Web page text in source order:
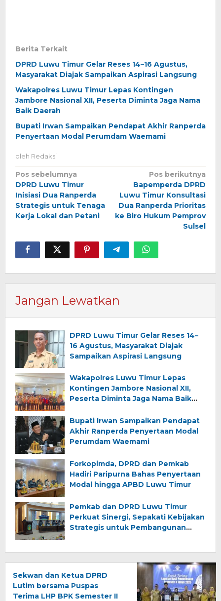
Berita Terkait
DPRD Luwu Timur Gelar Reses 14–16 Agustus,
Masyarakat Diajak Sampaikan Aspirasi Langsung
Wakapolres Luwu Timur Lepas Kontingen
Jambore Nasional XII, Peserta Diminta Jaga Nama
Baik Daerah
Bupati Irwan Sampaikan Pendapat Akhir Ranperda
Penyertaan Modal Perumdam Waemami
oleh Redaksi
Navigasi
pos
Pos sebelumnya
DPRD Luwu Timur
Inisiasi Dua Ranperda
Strategis untuk Tenaga
Kerja Lokal dan Petani
Pos berikutnya
Bapemperda DPRD
Luwu Timur Konsultasi
Dua Ranperda Prioritas
ke Biro Hukum Pemprov
Sulsel
Jangan Lewatkan
DPRD Luwu Timur Gelar Reses 14–
16 Agustus, Masyarakat Diajak
Sampaikan Aspirasi Langsung
Wakapolres Luwu Timur Lepas
Kontingen Jambore Nasional XII,
Peserta Diminta Jaga Nama Baik
Bupati Irwan Sampaikan Pendapat
Akhir Ranperda Penyertaan Modal
Perumdam Waemami
Forkopimda, DPRD dan Pemkab
Hadiri Paripurna Bahas Penyertaan
Modal hingga APBD Luwu Timur
Pemkab dan DPRD Luwu Timur
Perkuat Sinergi, Sepakati Kebijakan
Strategis untuk Pembangunan
Sekwan dan Ketua DPRD
Lutim bersama Puspas
Terima LHP BPK Semester II